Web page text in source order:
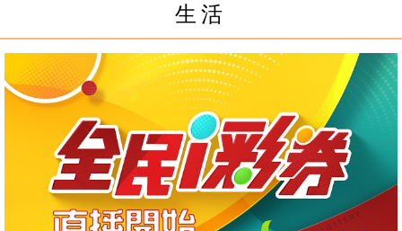
生活